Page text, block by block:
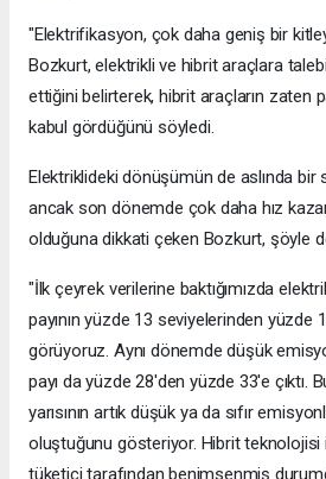
"Elektrifikasyon, çok daha geniş bir
Bozkurt, elektrikli ve hibrit araçlara
ettiğini belirterek, hibrit araçların zaten
kabul gördüğünü söyledi.
Elektriklideki dönüşümün de aslında bir
ancak son dönemde çok daha hız
olduğuna dikkati çeken Bozkurt, şöyle
"İlk çeyrek verilerine baktığımızda
payının yüzde 13 seviyelerinden yüzde
görüyoruz. Aynı dönemde düşük
payı da yüzde 28'den yüzde 33'e çıktı.
yarısının artık düşük ya da sıfır
oluştuğunu gösteriyor. Hibrit
tüketici tarafından benimsenmiş